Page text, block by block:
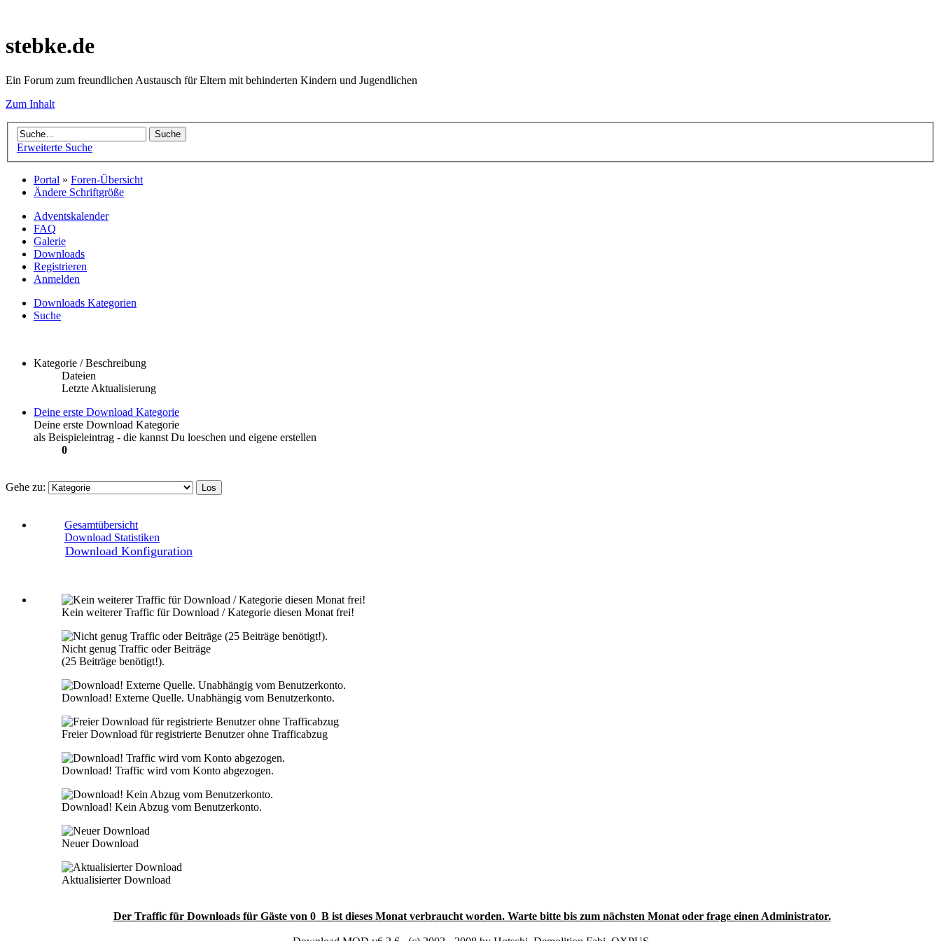
stebke.de
Ein Forum zum freundlichen Austausch für Eltern mit behinderten Kindern und Jugendlichen
Zum Inhalt
Erweiterte Suche
Portal » Foren-Übersicht
Ändere Schriftgröße
Adventskalender
FAQ
Galerie
Downloads
Registrieren
Anmelden
Downloads Kategorien
Suche
Kategorie / Beschreibung
Dateien
Letzte Aktualisierung
Deine erste Download Kategorie
Deine erste Download Kategorie
als Beispieleintrag - die kannst Du loeschen und eigene erstellen
0
Gehe zu:
Gesamtübersicht
Download Statistiken
Download Konfiguration
Kein weiterer Traffic für Download / Kategorie diesen Monat frei!
Nicht genug Traffic oder Beiträge
(25 Beiträge benötigt!).
Download! Externe Quelle. Unabhängig vom Benutzerkonto.
Freier Download für registrierte Benutzer ohne Trafficabzug
Download! Traffic wird vom Konto abgezogen.
Download! Kein Abzug vom Benutzerkonto.
Neuer Download
Aktualisierter Download
Der Traffic für Downloads für Gäste von 0 B ist dieses Monat verbraucht worden. Warte bitte bis zum nächsten Monat oder frage einen Administrator.